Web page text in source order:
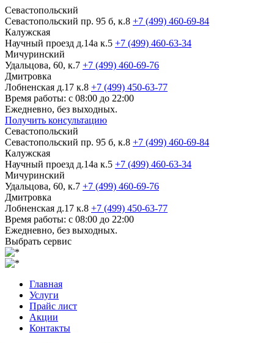
Севастопольский
Севастопольский пр. 95 б, к.8 +7 (499) 460-69-84
Калужская
Научный проезд д.14а к.5 +7 (499) 460-63-34
Мичуринский
Удальцова, 60, к.7 +7 (499) 460-69-76
Дмитровка
Лобненская д.17 к.8 +7 (499) 450-63-77
Время работы: с 08:00 до 22:00
Ежедневно, без выходных.
Получить консультацию
Севастопольский
Севастопольский пр. 95 б, к.8 +7 (499) 460-69-84
Калужская
Научный проезд д.14а к.5 +7 (499) 460-63-34
Мичуринский
Удальцова, 60, к.7 +7 (499) 460-69-76
Дмитровка
Лобненская д.17 к.8 +7 (499) 450-63-77
Время работы: с 08:00 до 22:00
Ежедневно, без выходных.
Выбрать сервис
Главная
Услуги
Прайс лист
Акции
Контакты